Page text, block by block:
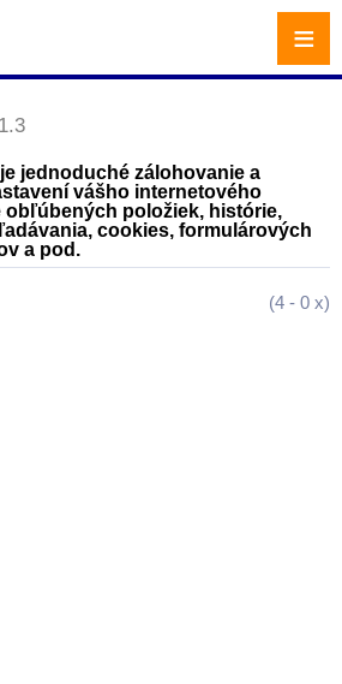
jednoduché zálohovanie a
vášho internetového
obľúbených položiek, histórie,
cookies, formulárových
a pod.
(4 - 0 x)
≡